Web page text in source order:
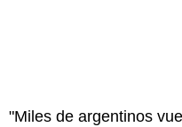
"Miles de argentinos